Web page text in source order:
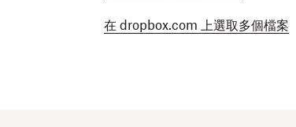
在 dropbox.com 上選取多個檔案